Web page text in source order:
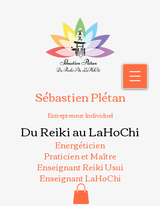
Sébastien Plétan
Entrepreneur Individuel
Du Reiki au LaHoChi
Energéticien
Praticien et Maître
Enseignant Reiki Usui
Enseignant LaHoChi